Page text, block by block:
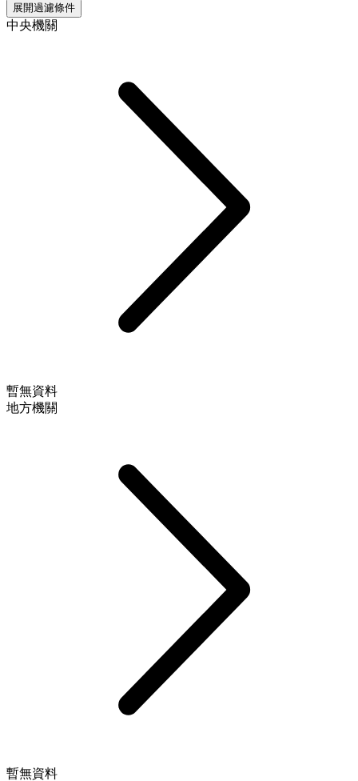
展開過濾條件
中央機關
暫無資料
地方機關
暫無資料